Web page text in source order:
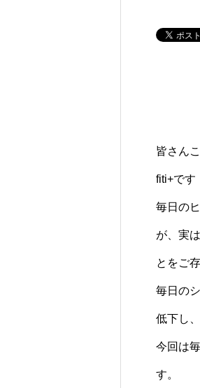
皆さん
fiti+です
毎日の
が、実
とをご
毎日の
低下し
今回は
す。